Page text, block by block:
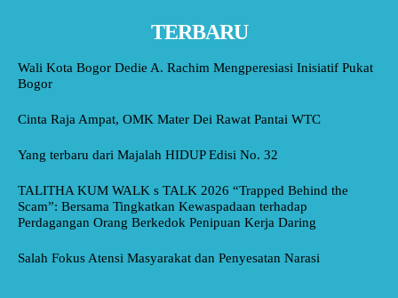
TERBARU
Wali Kota Bogor Dedie A. Rachim Mengperesiasi Inisiatif Pukat
Bogor
Cinta Raja Ampat, OMK Mater Dei Rawat Pantai WTC
Yang terbaru dari Majalah HIDUP Edisi No. 32
TALITHA KUM WALK s TALK 2026 “Trapped Behind the
Scam”: Bersama Tingkatkan Kewaspadaan terhadap
Perdagangan Orang Berkedok Penipuan Kerja Daring
Salah Fokus Atensi Masyarakat dan Penyesatan Narasi